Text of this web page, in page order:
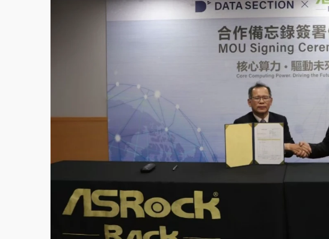
故宮《龍藏經》特展第2檔！今線上預約開賣一度塞車 周
台東農業處長涉圖利渡假村！東檢抗告成功 今重開羈押庭
父親節泡湯了！中颱白海豚雨彈轟3天 「紅到發紫」降雨